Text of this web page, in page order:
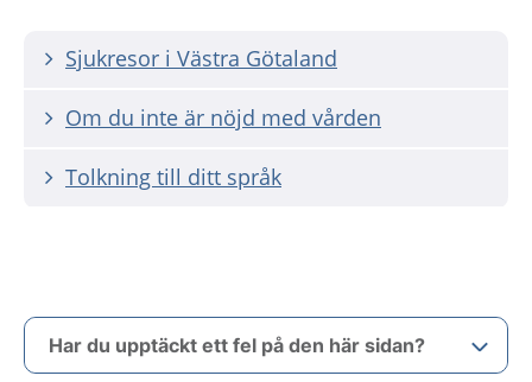
Sjukresor i Västra Götaland
Om du inte är nöjd med vården
Tolkning till ditt språk
Har du upptäckt ett fel på den här sidan?